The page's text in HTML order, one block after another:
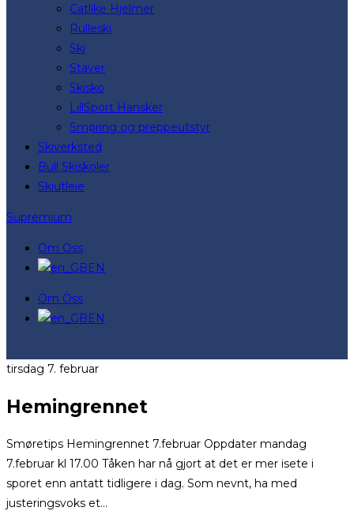
Catlike Hjelmer
Rulleski
Ski
Staver
Skisko
LillSport Hansker
Smøring og preppeutstyr
Skiverksted
Bull Skiskoler
Skiutleie
Supremium
Om Oss
EN
Om Oss
EN
tirsdag 7. februar
Hemingrennet
Smøretips Hemingrennet 7.februar Oppdater mandag
7.februar kl 17.00 Tåken har nå gjort at det er mer isete i
sporet enn antatt tidligere i dag. Som nevnt, ha med
justeringsvoks et...